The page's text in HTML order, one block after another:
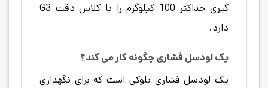
گیری حداکثر 100 کیلوگرم را با کلاس دقت G3
دارد.
یک لودسل فشاری چگونه کار می کند؟
یک لودسل فشاری بلوکی است که برای نگهداری